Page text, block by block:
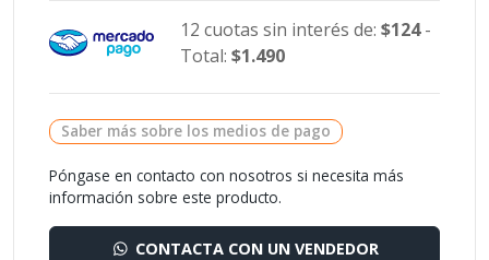
12 cuotas sin interés de: $124-
Total: $1.490
Saber más sobre los medios de pago
Póngase en contacto con nosotros si necesita más
información sobre este producto.
CONTACTA CON UN VENDEDOR